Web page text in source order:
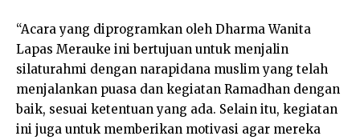
“Acara yang diprogramkan oleh Dharma Wanita
Lapas Merauke ini bertujuan untuk menjalin
silaturahmi dengan narapidana muslim yang telah
menjalankan puasa dan kegiatan Ramadhan dengan
baik, sesuai ketentuan yang ada. Selain itu, kegiatan
ini juga untuk memberikan motivasi agar mereka